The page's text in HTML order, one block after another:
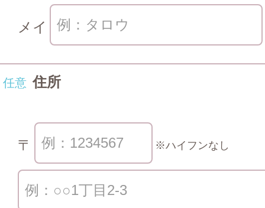
メイ
任意 住所
〒 ※ハイフンなし